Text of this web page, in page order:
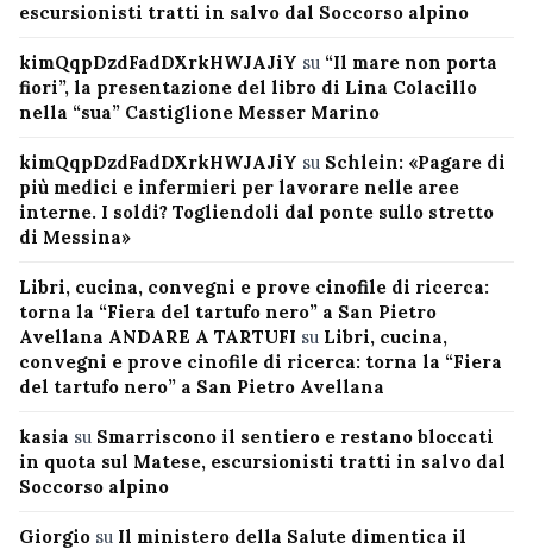
escursionisti tratti in salvo dal Soccorso alpino
kimQqpDzdFadDXrkHWJAJiY su “Il mare non porta
fiori”, la presentazione del libro di Lina Colacillo
nella “sua” Castiglione Messer Marino
kimQqpDzdFadDXrkHWJAJiY su Schlein: «Pagare di
più medici e infermieri per lavorare nelle aree
interne. I soldi? Togliendoli dal ponte sullo stretto
di Messina»
Libri, cucina, convegni e prove cinofile di ricerca:
torna la “Fiera del tartufo nero” a San Pietro
Avellana ANDARE A TARTUFI su Libri, cucina,
convegni e prove cinofile di ricerca: torna la “Fiera
del tartufo nero” a San Pietro Avellana
kasia su Smarriscono il sentiero e restano bloccati
in quota sul Matese, escursionisti tratti in salvo dal
Soccorso alpino
Giorgio su Il ministero della Salute dimentica il